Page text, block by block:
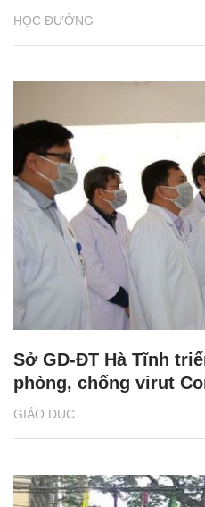
HỌC ĐƯỜNG
GIÁO DỤC
Sở GD-ĐT Hà Tĩnh
phòng, chống virut